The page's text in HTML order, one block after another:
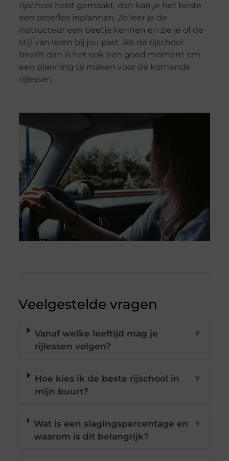
rijschool hebt gemaakt, dan kan je het beste
een proefles inplannen. Zo leer je de
instructeur een beetje kennen en zie je of de
stijl van leren bij jou past. Als de rijschool
bevalt dan is het ook een goed moment om
een planning te maken voor de komende
rijlessen.
Veelgestelde vragen
Vanaf welke leeftijd mag je
rijlessen volgen?
▼
Hoe kies ik de beste rijschool in
mijn buurt?
▼
Wat is een slagingspercentage en
waarom is dit belangrijk?
▼